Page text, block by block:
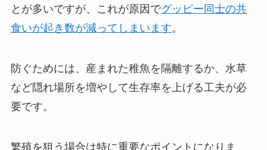
とが多いですが、これが原因でグッピー同士の共
食いが起き数が減ってしまいます。
防ぐためには、産まれた稚魚を隔離するか、水草
など隠れ場所を増やして生存率を上げる工夫が必
要です。
繁殖を狙う場合は特に重要なポイントになりま